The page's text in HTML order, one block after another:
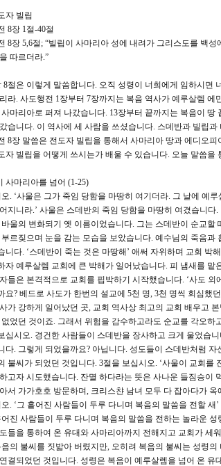
빌립
8장 1절-40절
8장 5,6절; “빌립이 사마리아 성에 내려가 그리스도를 백
따르더라.”
8절은 이렇게 말씀합니다. 오직 성령이 너희에게 임하시면
라. 사도행전 1장부터 7장까지는 복음 역사가 예루살렘
마리아로 퍼져 나갔습니다. 13장부터 끝까지는 복음이
습니다. 이 역사에 세 사람을 쓰셨습니다. 스데반과 빌립
8장 말씀은 전도자 빌립을 통해서 사마리아 땅과 에디오
자 빌립을 어떻게 쓰시는가 배울 수 있습니다. 오늘 말씀
사마리아를 넘어 (1-25)
. ‘사울은 그가 죽임 당함을 마땅히 여기더라. 그 날에 예
지니라.’ 사울은 스데반의 죽임 당함을 마땅히 여겼습니
울의 변화되기 옛 이름이었습니다. 그는 스데반이 순교
르짖으며 눈을 감는 모습을 보았습니다. 예수님의 죽음
니다. ‘스데반이 죽는 것은 마땅해’ 애써 자위하며 교회 박
자 예루살렘 교회에 큰 박해가 일어났습니다. 피 냄새를
들은 본격적으로 교회를 핍박하기 시작했습니다. ‘사도
요? 베드로 사도가 한번의 설교에 5천 명, 3천 명씩 회심
가 강하게 일어났던 곳, 교회 역사상 최고의 교회 배우고
었던 것이죠. 그래서 위험을 감수하고라도 순교를 각오
십시오. 경건한 사람들이 스데반을 장사하고 크게 울었습
다. 그렇게 되었을까요? 아닙니다. 성도들이 스데반처럼
불씨가 되었던 것입니다. 3절을 보십시오. ‘사울이 교회
고자 시도했습니다. 잔멸 하다라는 뜻은 사나운 들짐승이
서 가가호호 방문하며, 크리스챤 남녀 모두 다 잡아다가 옥
. ‘그 흩어진 사람들이 두루 다니며 복음의 말씀을 전할
진 사람들이 두루 다니며 복음의 말씀을 전하는 놀라운
들을 통하여 온 유대와 사마리아까지 전해지고 교회가 세
의 불씨를 짓밟아 버렸지만, 오히려 복음의 불씨는 성령
결되었던 것입니다. 성령은 복음이 예루살렘을 넘어 온